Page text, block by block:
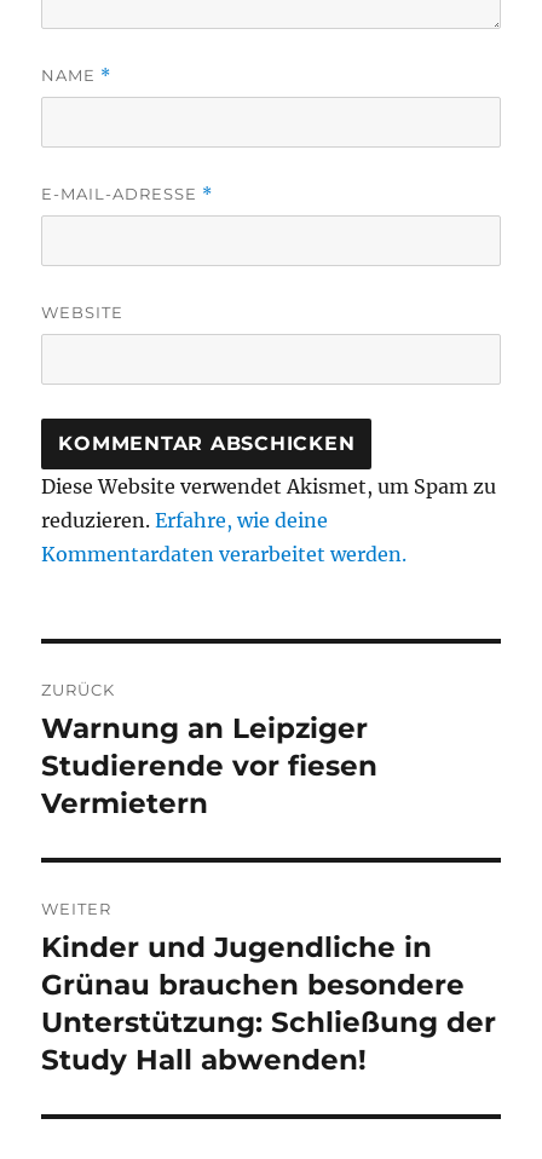
NAME *
E-MAIL-ADRESSE *
WEBSITE
Diese Website verwendet Akismet, um Spam zu
reduzieren.Erfahre, wie deine
Kommentardaten verarbeitet werden.
ZURÜCK
Vorheriger
Beitrag:
Warnung an Leipziger
Studierende vor fiesen
Vermietern
WEITER
Nächster
Beitrag:
Kinder und Jugendliche in
Grünau brauchen besondere
Unterstützung: Schließung der
Study Hall abwenden!